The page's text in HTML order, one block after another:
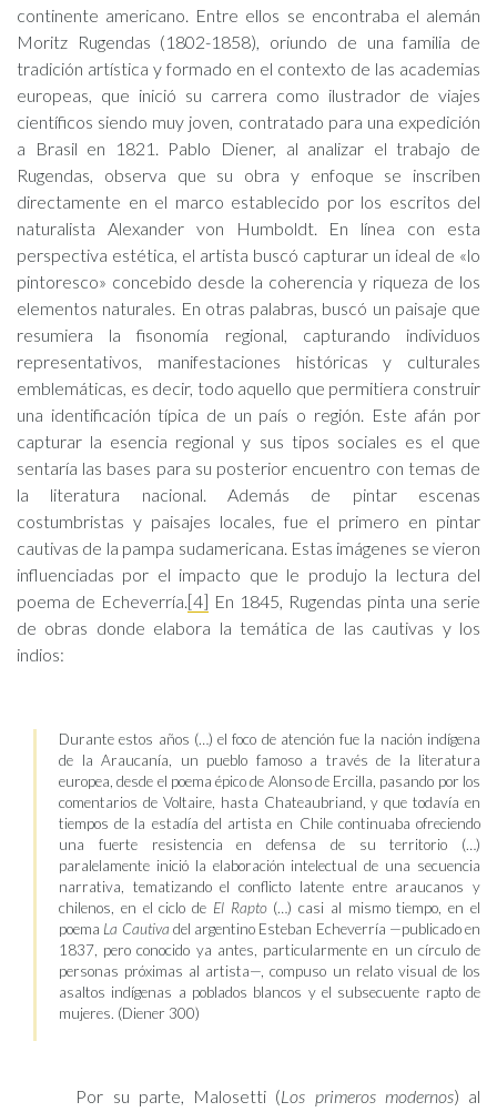
continente americano. Entre ellos se encontraba el alemán
Moritz Rugendas (1802-1858), oriundo de una familia de
tradición artística y formado en el contexto de las academias
europeas, que inició su carrera como ilustrador de viajes
científicos siendo muy joven, contratado para una expedición
a Brasil en 1821. Pablo Diener, al analizar el trabajo de
Rugendas, observa que su obra y enfoque se inscriben
directamente en el marco establecido por los escritos del
naturalista Alexander von Humboldt. En línea con esta
perspectiva estética, el artista buscó capturar un ideal de «lo
pintoresco» concebido desde la coherencia y riqueza de los
elementos naturales. En otras palabras, buscó un paisaje que
resumiera la fisonomía regional, capturando individuos
representativos, manifestaciones históricas y culturales
emblemáticas, es decir, todo aquello que permitiera construir
una identificación típica de un país o región. Este afán por
capturar la esencia regional y sus tipos sociales es el que
sentaría las bases para su posterior encuentro con temas de
la literatura nacional. Además de pintar escenas
costumbristas y paisajes locales, fue el primero en pintar
cautivas de la pampa sudamericana. Estas imágenes se vieron
influenciadas por el impacto que le produjo la lectura del
poema de Echeverría.[4] En 1845, Rugendas pinta una serie
de obras donde elabora la temática de las cautivas y los
indios:
Durante estos años (…) el foco de atención fue la nación indígena
de la Araucanía, un pueblo famoso a través de la literatura
europea, desde el poema épico de Alonso de Ercilla, pasando por los
comentarios de Voltaire, hasta Chateaubriand, y que todavía en
tiempos de la estadía del artista en Chile continuaba ofreciendo
una fuerte resistencia en defensa de su territorio (…)
paralelamente inició la elaboración intelectual de una secuencia
narrativa, tematizando el conflicto latente entre araucanos y
chilenos, en el ciclo de El Rapto(…) casi al mismo tiempo, en el
poema La Cautiva del argentino Esteban Echeverría —publicado en
1837, pero conocido ya antes, particularmente en un círculo de
personas próximas al artista—, compuso un relato visual de los
asaltos indígenas a poblados blancos y el subsecuente rapto de
mujeres. (Diener 300)
Por su parte, Malosetti (Los primeros modernos) al